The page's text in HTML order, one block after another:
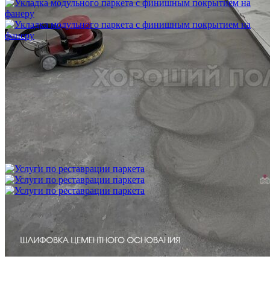
Укладка модульного паркета с финишным покрытием на
фанеру